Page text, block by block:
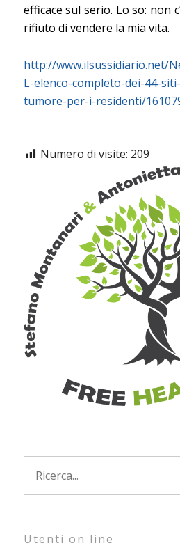
efficace sul serio. Lo so: non
rifiuto di vendere la mia vita.
http://www.ilsussidiario.net/
L-elenco-completo-dei-44-
tumore-per-i-residenti/
Numero di visite: 209
Utenti on line